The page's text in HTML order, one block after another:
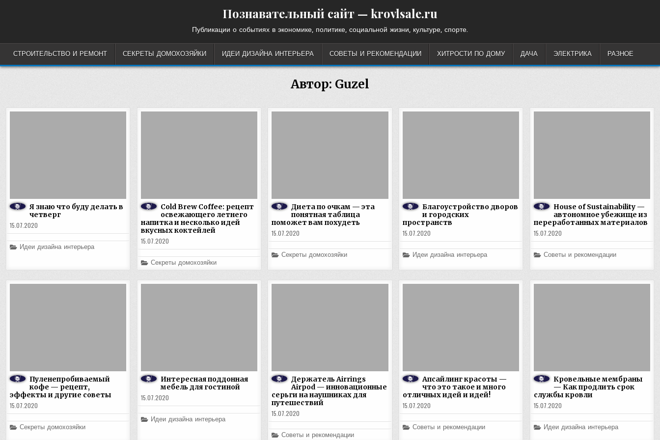
Познавательный сайт — krovlsale.ru
Публикации о событиях в экономике, политике, социальной жизни, культуре, спорте.
СТРОИТЕЛЬСТВО И РЕМОНТ СЕКРЕТЫ ДОМОХОЗЯЙКИ ИДЕИ ДИЗАЙНА ИНТЕРЬЕРА СОВЕТЫ И РЕКОМЕНДАЦИИ ХИТРОСТИ ПО ДОМУ ДАЧА ЭЛЕКТРИКА РАЗНОЕ
Автор: Guzel
Я знаю что буду делать в
четверг
15.07.2020
Posted
in
Идеи дизайна интерьера
Cold Brew Coffee: рецепт
освежающего летнего
напитка и несколько идей
вкусных коктейлей
15.07.2020
Posted
in
Секреты домохозяйки
Диета по очкам — эта
понятная таблица
поможет вам похудеть
15.07.2020
Posted
Секреты домохозяйки
Благоустройство дворов
и городских
пространств
15.07.2020
Posted
in
Идеи дизайна интерьера
House of Sustainability —
автономное убежище из
переработанных материалов
15.07.2020
Posted
Советы и рекомендации
Пуленепробиваемый
кофе — рецепт,
эффекты и другие советы
15.07.2020
Posted
Секреты домохозяйки
Интересная поддонная
мебель для гостиной
15.07.2020
Posted
in
Идеи дизайна интерьера
Держатель Airrings
Airpod — инновационные
серьги на наушниках для
путешествий
15.07.2020
Posted
Советы и рекомендации
Апсайлинг красоты —
что это такое и много
отличных идей и идей!
15.07.2020
Posted
Советы и рекомендации
Кровельные мембраны
— Как продлить срок
службы кровли
15.07.2020
Posted
in
Идеи дизайна интерьера